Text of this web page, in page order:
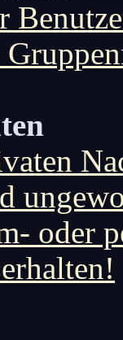
oder